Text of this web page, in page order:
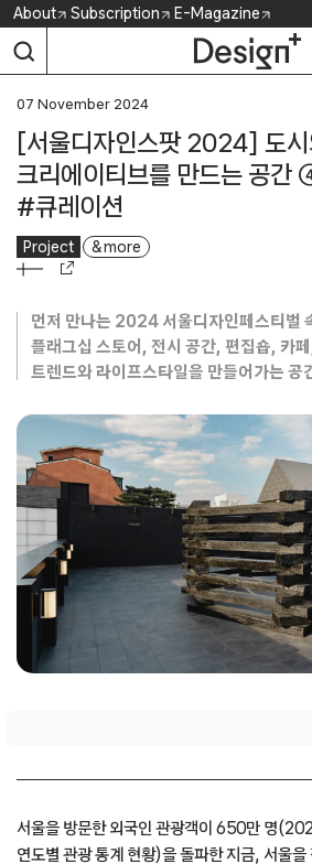
Skip
content
About Subscription E-Magazine
07 November 2024
[서울디자인스팟 2024] 도시
크리에이티브를 만드는 공간
#큐레이션
Project & more
먼저 만나는 2024 서울디자인페스티벌
플래그십 스토어, 전시 공간, 편집숍, 카
트렌드와 라이프스타일을 만들어가는 공
서울을 방문한 외국인 관광객이 650만 명
연도별 관광 통계 현황)을 돌파한 지금, 서울을